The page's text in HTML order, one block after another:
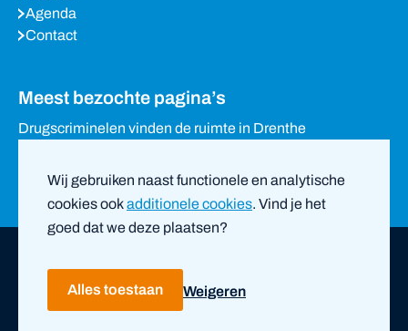
Wij gebruiken naast functionele en analytische
cookies ookadditionele cookies. Vind je het
goed dat we deze plaatsen?
Alles toestaan Weigeren
Agenda
Contact
Meest bezochte pagina’s
Drugscriminelen vinden de ruimte in Drenthe
Eigenaren loods in Holsloot verzetten zich tegen sluiting
Privacy- en cookieverklaringDisclaimer